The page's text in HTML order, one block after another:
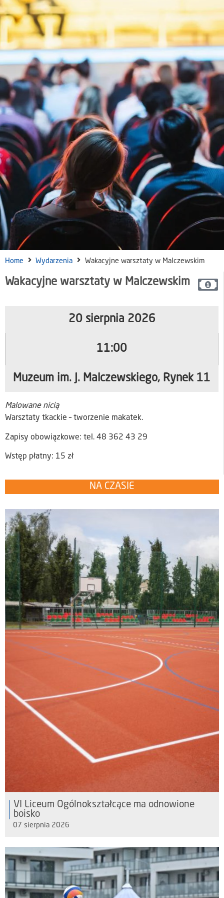
Home Wydarzenia Wakacyjne warsztaty w Malczewskim
Wakacyjne warsztaty w Malczewskim
20 sierpnia 2026
11:00
Muzeum im. J. Malczewskiego, Rynek 11
Malowane nicią
Warsztaty tkackie – tworzenie makatek.
Zapisy obowiązkowe: tel. 48 362 43 29
Wstęp płatny: 15 zł
NA CZASIE
VI Liceum Ogólnokształcące ma odnowione
boisko
07 sierpnia 2026